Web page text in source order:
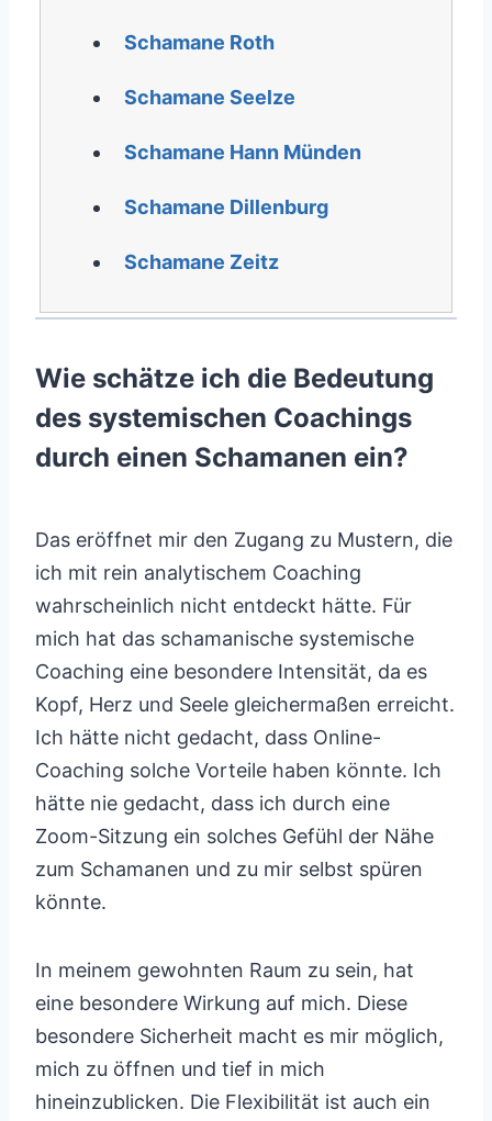
Schamane Roth
Schamane Seelze
Schamane Hann Münden
Schamane Dillenburg
Schamane Zeitz
Wie schätze ich die Bedeutung
des systemischen Coachings
durch einen Schamanen ein?
Das eröffnet mir den Zugang zu Mustern, die
ich mit rein analytischem Coaching
wahrscheinlich nicht entdeckt hätte. Für
mich hat das schamanische systemische
Coaching eine besondere Intensität, da es
Kopf, Herz und Seele gleichermaßen erreicht.
Ich hätte nicht gedacht, dass Online-
Coaching solche Vorteile haben könnte. Ich
hätte nie gedacht, dass ich durch eine
Zoom-Sitzung ein solches Gefühl der Nähe
zum Schamanen und zu mir selbst spüren
könnte.
In meinem gewohnten Raum zu sein, hat
eine besondere Wirkung auf mich. Diese
besondere Sicherheit macht es mir möglich,
mich zu öffnen und tief in mich
hineinzublicken. Die Flexibilität ist auch ein